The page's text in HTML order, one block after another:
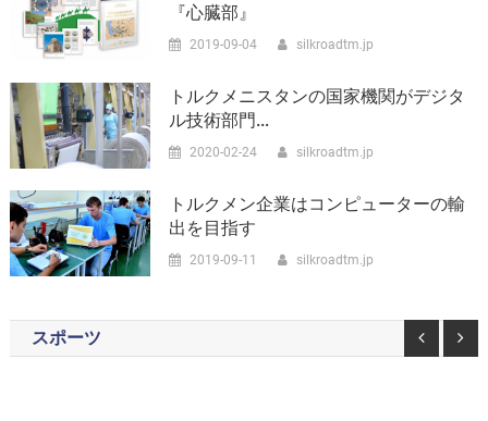
『心臓部』
2019-09-04 silkroadtm.jp
トルクメニスタンの国家機関がデジタ
ル技術部門...
2020-02-24 silkroadtm.jp
トルクメン企業はコンピューターの輸
出を目指す
2019-09-11 silkroadtm.jp
スポーツ